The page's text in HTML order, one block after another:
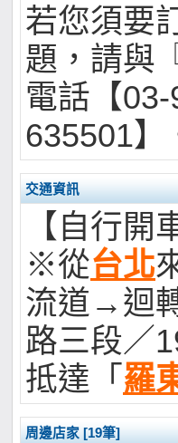
若您須要
題，請與
電話【
635501】
交通資訊
【自行開
※從台北
流道→迴
路三段／
抵達「 羅
周邊店家 [19筆]